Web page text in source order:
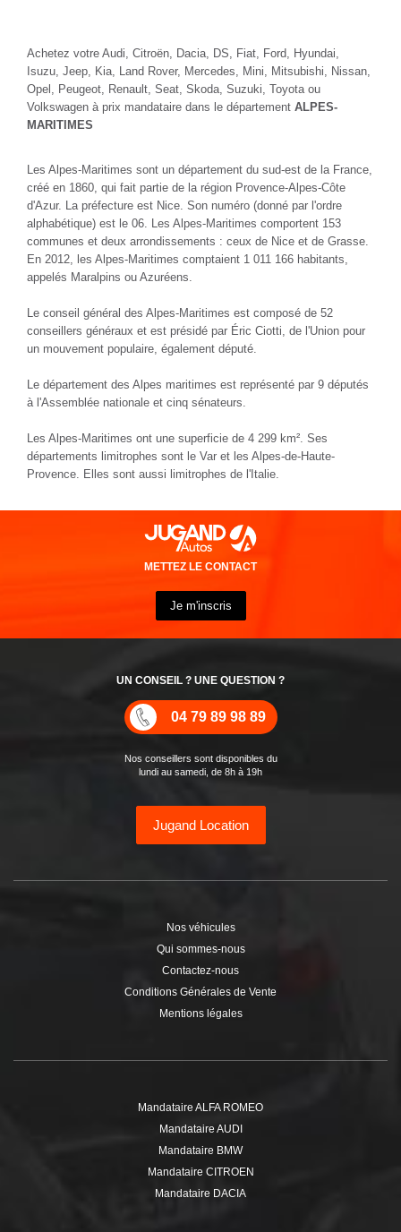
Achetez votre Audi, Citroën, Dacia, DS, Fiat, Ford, Hyundai,
Isuzu, Jeep, Kia, Land Rover, Mercedes, Mini, Mitsubishi, Nissan,
Opel, Peugeot, Renault, Seat, Skoda, Suzuki, Toyota ou
Volkswagen à prix mandataire dans le département ALPES-
MARITIMES
Les Alpes-Maritimes sont un département du sud-est de la France,
créé en 1860, qui fait partie de la région Provence-Alpes-Côte
d'Azur. La préfecture est Nice. Son numéro (donné par l'ordre
alphabétique) est le 06. Les Alpes-Maritimes comportent 153
communes et deux arrondissements : ceux de Nice et de Grasse.
En 2012, les Alpes-Maritimes comptaient 1 011 166 habitants,
appelés Maralpins ou Azuréens.
Le conseil général des Alpes-Maritimes est composé de 52
conseillers généraux et est présidé par Éric Ciotti, de l'Union pour
un mouvement populaire, également député.
Le département des Alpes maritimes est représenté par 9 députés
à l'Assemblée nationale et cinq sénateurs.
Les Alpes-Maritimes ont une superficie de 4 299 km². Ses
départements limitrophes sont le Var et les Alpes-de-Haute-
Provence. Elles sont aussi limitrophes de l'Italie.
METTEZ LE CONTACT
Je m'inscris
UN CONSEIL ? UNE QUESTION ?
04 79 89 98 89
Nos conseillers sont disponibles du
lundi au samedi, de 8h à 19h
Jugand Location
Nos véhicules
Qui sommes-nous
Contactez-nous
Conditions Générales de Vente
Mentions légales
Mandataire ALFA ROMEO
Mandataire AUDI
Mandataire BMW
Mandataire CITROEN
Mandataire DACIA